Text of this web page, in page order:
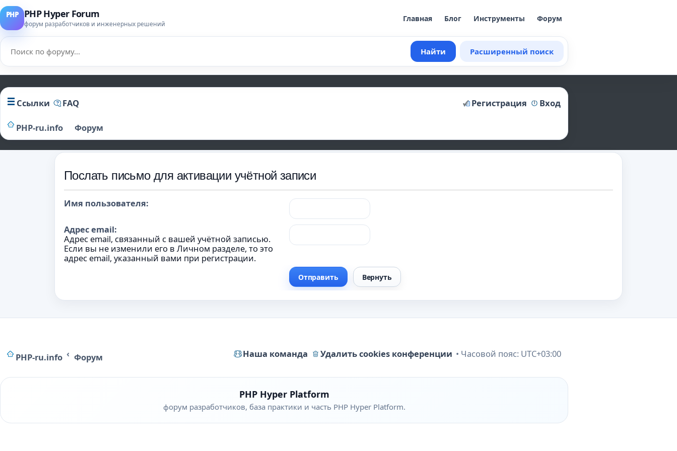
PHP Hyper Forum
форум разработчиков и инженерных решений
Главная Блог Инструменты Форум
Найти Расширенный поиск
Ссылки FAQ Вход
Регистрация
PHP-ru.info Форум
Послать письмо для активации учётной записи
Имя пользователя:
Адрес email:
Адрес email, связанный с вашей учётной записью.
Если вы не изменили его в Личном разделе, то это
адрес email, указанный вами при регистрации.
PHP-ru.info Форум Часовой пояс: UTC+03:00
Удалить cookies конференции
Наша команда
PHP Hyper Platform
форум разработчиков, база практики и часть PHP Hyper Platform.